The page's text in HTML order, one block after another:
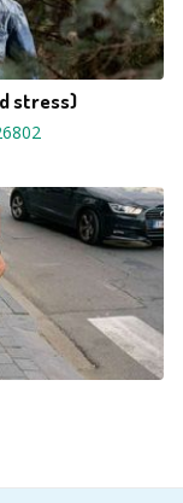
stress)